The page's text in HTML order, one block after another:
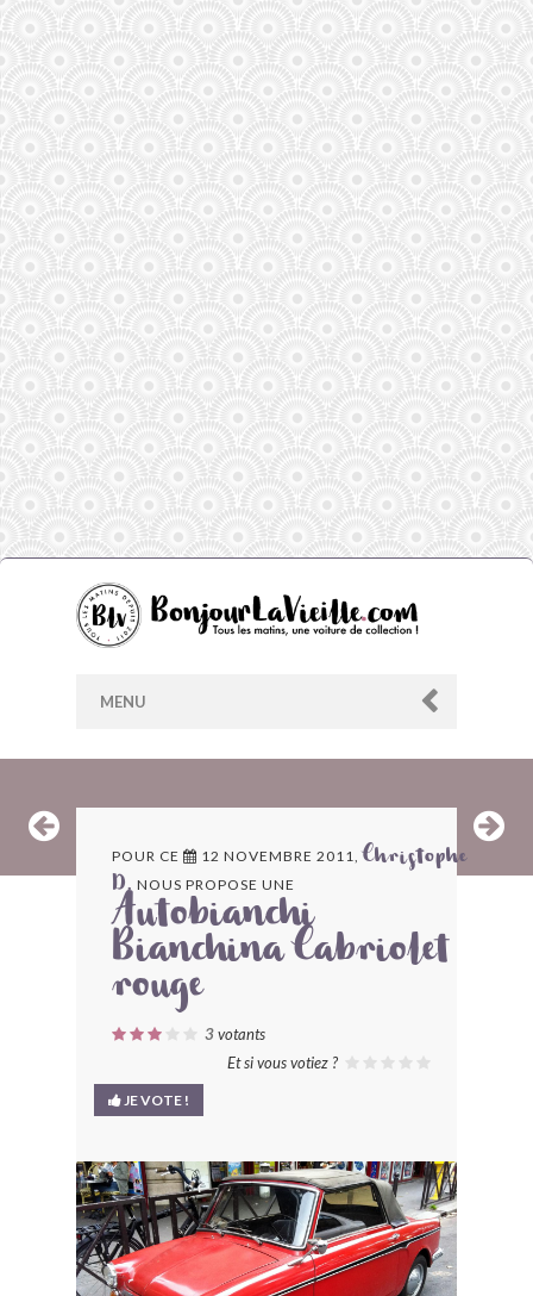
MENU
ARCHIVES
LES CONTRIBUTEURS
LE BLOG
BONJOURLAVIEILLE ?
COMMENT FONCTIONNE BLV ?
POUR CE 12 NOVEMBRE 2011,Christophe
D. NOUS PROPOSE UNE
Autobianchi
Bianchina Cabriolet
rouge
3votants
Et si vous votiez ?
JE VOTE !